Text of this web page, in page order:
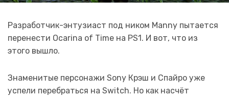
Разработчик-энтузиаст под ником Manny пытается
перенести Ocarina of Time на PS1. И вот, что из
этого вышло.
Знаменитые персонажи Sony Крэш и Спайро уже
успели перебраться на Switch. Но как насчёт